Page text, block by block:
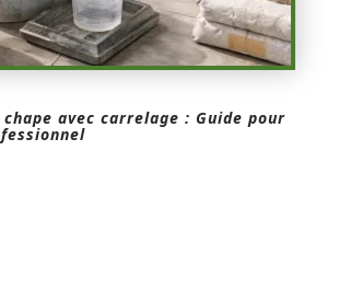
avec carrelage : Guide pour